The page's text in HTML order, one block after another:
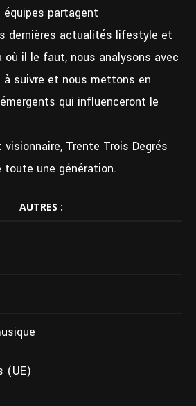
partagent
dernières actualités lifestyle et
où il le faut, nous analysons avec
suivre et nous mettons en
qui influenceront le
Trente Trois Degrés
une génération.
AUTRES :
(UE)